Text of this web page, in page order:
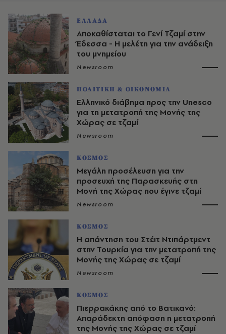
ΕΛΛΑΔΑ
Αποκαθίσταται το Γενί Τζαμί στην
Έδεσσα - Η μελέτη για την ανάδειξη
του μνημείου
Newsroom
ΠΟΛΙΤΙΚΗ & ΟΙΚΟΝΟΜΙΑ
Eλληνικό διάβημα προς την Unesco
για τη μετατροπή της Μονής της
Χώρας σε τζαμί
Newsroom
ΚΟΣΜΟΣ
Μεγάλη προσέλευση για την
προσευχή της Παρασκευής στη
Μονή της Χώρας που έγινε τζαμί
Newsroom
ΚΟΣΜΟΣ
Η απάντηση του Στέιτ Ντιπάρτμεντ
στην Τουρκία για την μετατροπή της
Μονής της Χώρας σε τζαμί
Newsroom
ΚΟΣΜΟΣ
Πιερρακάκης από το Βατικανό:
Απαράδεκτη απόφαση η μετατροπή
της Μονής της Χώρας σε τζαμί